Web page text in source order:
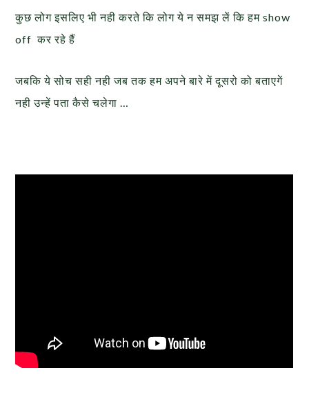
कुछ लोग इसलिए भी नही करते कि लोग ये न समझ लें कि हम show
off कर रहे हैं
जबकि ये सोच सही नही जब तक हम अपने बारे में दूसरो को बताएगें
नही उन्हें पता कैसे चलेगा …